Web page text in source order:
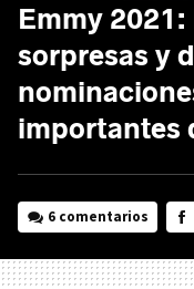
Emmy 2021:
sorpresas y
importantes
6 comentarios